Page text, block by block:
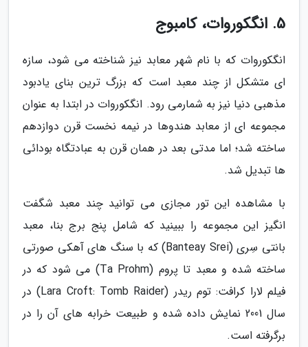
5. انگکوروات، کامبوج
انگکوروات که با نام شهر معابد نیز شناخته می شود، سازه
ای متشکل از چند معبد است که بزرگ ترین بنای یادبود
مذهبی دنیا نیز به شمارمی رود. انگکوروات در ابتدا به عنوان
مجموعه ای از معابد هندوها در نیمه نخست قرن دوازدهم
ساخته شد؛ اما مدتی بعد در همان قرن به عبادتگاه بودائی
ها تبدیل شد.
با مشاهده این تور مجازی می توانید چند معبد شگفت
انگیز این مجموعه را ببینید که شامل پنج برج بنا، معبد
بانتی سِری (Banteay Srei) که با سنگ های آهکی صورتی
ساخته شده و معبد تا پروم (Ta Prohm) می شود که در
فیلم لارا کرافت: توم ریدر (Lara Croft: Tomb Raider) در
سال 2001 نمایش داده شده و طبیعت خرابه های آن را در
برگرفته است.